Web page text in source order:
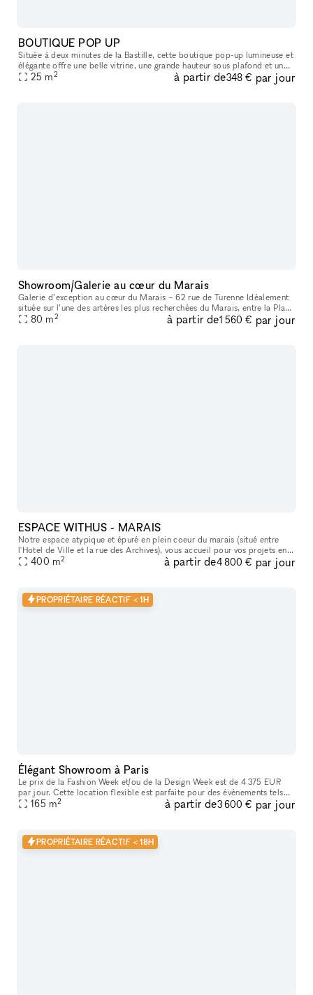
BOUTIQUE POP UP
Située à deux minutes de la Bastille, cette boutique pop-up lumineuse et
élégante offre une belle vitrine, une grande hauteur sous plafond et un
agencement idéal pour tous vos projets : showroom, exp
25 m2 à partir de348 € par jour
Showroom/Galerie au cœur du Marais
Galerie d’exception au cœur du Marais – 62 rue de Turenne Idéalement
située sur l’une des artères les plus recherchées du Marais, entre la Place
des Vosges et la rue de Bretagne, la galerie bénéficie
80 m2 à partir de1 560 € par jour
ESPACE WITHUS - MARAIS
Notre espace atypique et épuré en plein coeur du marais (situé entre
l'Hotel de Ville et la rue des Archives), vous accueil pour vos projets en
tout genre : Shooting/tournage , défilé , showroom , pr
400 m2 à partir de4 800 € par jour
PROPRIÉTAIRE RÉACTIF < 1H
Élégant Showroom à Paris
Le prix de la Fashion Week et/ou de la Design Week est de 4 375 EUR
par jour. Cette location flexible est parfaite pour des événements tels
que des expositions d'art, offrant des services supplémenta
165 m2 à partir de3 600 € par jour
PROPRIÉTAIRE RÉACTIF < 18H